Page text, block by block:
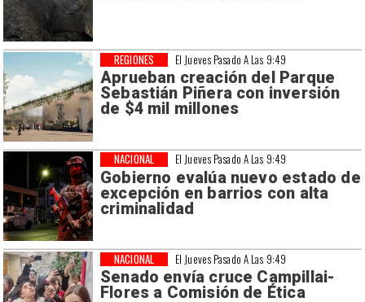
El Jueves Pasado A Las 9:49
Aprueban creación del Parque
Sebastián Piñera con inversión
de $4 mil millones
REGIONES
El Jueves Pasado A Las 9:49
Gobierno evalúa nuevo estado de
excepción en barrios con alta
criminalidad
NACIONAL
El Jueves Pasado A Las 9:49
Senado envía cruce Campillai-
Flores a Comisión de Ética
NACIONAL